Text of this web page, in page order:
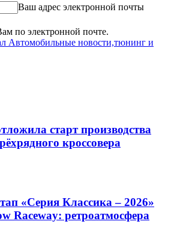
Ваш адрес электронной почты
по электронной почте.
Автомобильные новости,тюнинг и
старт производства
кроссовера
«Серия Классика – 2026»
Raceway: ретроатмосфера